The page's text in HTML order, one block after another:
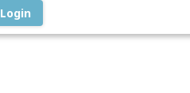
Login